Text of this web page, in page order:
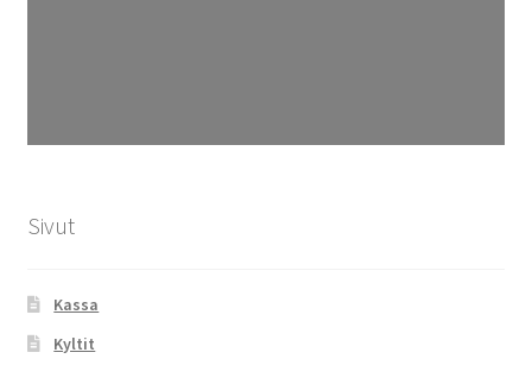
Sivut
Kassa
Kyltit